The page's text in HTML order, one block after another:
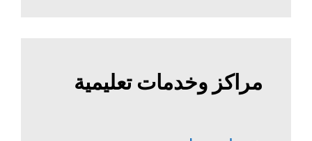
مراكز وخدمات تعليمية